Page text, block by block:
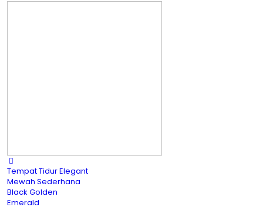
Tempat Tidur Elegant
Mewah Sederhana
Black Golden
Emerald